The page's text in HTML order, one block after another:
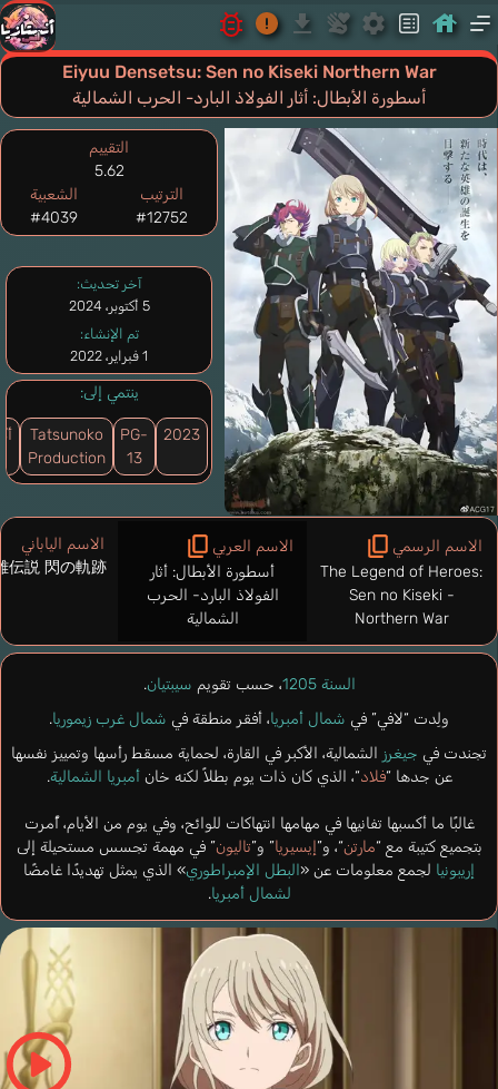
Eiyuu Densetsu: Sen no Kiseki Northern War
أسطورة الأبطال: أثار الفولاذ البارد- الحرب الشمالية
آخر تحديث:
5 أكتوبر، 2024
تم الإنشاء:
1 فبراير، 2022
ينتمي إلى:
2023
PG-
13
Tatsunoko
Production
السنة 1205 ، حسب تقويم سيبتيان.
ولِدت “لافي” في شمال أمبريا، أفقر منطقة في شمال غرب زيموريا.
تجندت في جيغرز الشمالية، الأكبر في القارة، لحماية مسقط رأسها وتمييز نفسها
عن جدها “فلاد“، الذي كان ذات يوم بطلاً لكنه خانأمبريا الشمالية.
غالبًا ما أكسبها تفانيها في مهامها انتهاكات للوائح، وفي يوم من الأيام، أُمرت
بتجميع كتيبة مع “مارتن“، و”إيسيريا” و”تاليون” في مهمة تجسس مستحيلة إلى
إريبونيا لجمع معلومات عن «البطل الإمبراطوري» الذي يمثل تهديدًا غامضًا
لشمال أمبريا.
الاسم الرسمي
The Legend of Heroes:
Sen no Kiseki -
Northern War
الاسم العربي
أسطورة الأبطال: أثار
الفولاذ البارد- الحرب
الشمالية
الاسم الياباني
伝説 閃の軌跡
التقييم
5.62
الترتيب
#12752
الشعبية
#4039